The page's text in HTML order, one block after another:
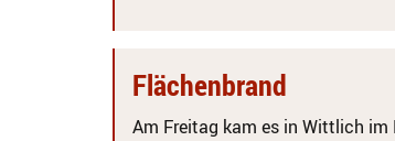
Flächenbrand
Am Freitag kam es in Wittlich im